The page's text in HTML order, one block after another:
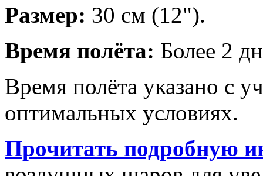
Размер: 30 см (12").
Время полёта: Более 2
Время полёта указано с
оптимальных условиях.
Прочитать подробную